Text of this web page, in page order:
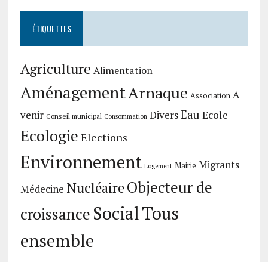
ÉTIQUETTES
Agriculture Alimentation
AménagementArnaque Association A
venir Conseil municipal Consommation DiversEau Ecole
Ecologie Elections
Environnement Logement Mairie Migrants
Médecine NucléaireObjecteur de
croissance SocialTous
ensemble